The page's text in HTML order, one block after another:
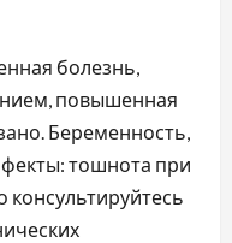
болезнь,
повышенная
Беременность,
тошнота при
консультируйтесь